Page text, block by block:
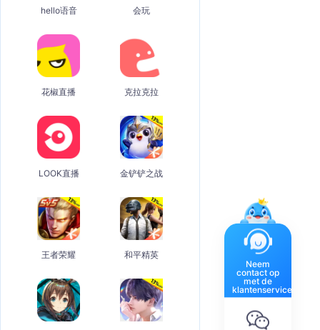
hello语音 会玩
花椒直播 克拉克拉
LOOK直播 金铲铲之战
王者荣耀 和平精英
Neem
contact op
met de
klantenservice